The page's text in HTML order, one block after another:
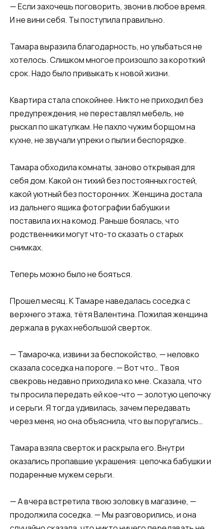
— Если захочешь поговорить, звони в любое время.
И не вини себя. Ты поступила правильно.
Тамара выразила благодарность, но улыбаться не
хотелось. Слишком многое произошло за короткий
срок. Надо было привыкать к новой жизни.
Квартира стала спокойнее. Никто не приходил без
предупреждения, не переставлял мебель, не
рыскал по шкатулкам. Не пахло чужим борщом на
кухне, не звучали упреки о пыли и беспорядке.
Тамара обходила комнаты, заново открывая для
себя дом. Какой он тихий без постоянных гостей,
какой уютный без посторонних. Женщина достала
из дальнего ящика фотографии бабушки и
поставила их на комод. Раньше боялась, что
родственники могут что-то сказать о старых
снимках.
Теперь можно было не бояться.
Прошел месяц. К Тамаре наведалась соседка с
верхнего этажа, тётя Валентина. Пожилая женщина
держала в руках небольшой сверток.
— Тамарочка, извини за беспокойство, — неловко
сказала соседка на пороге. — Вот что… Твоя
свекровь недавно приходила ко мне. Сказала, что
ты просила передать ей кое-что — золотую цепочку
и серьги. Я тогда удивилась, зачем передавать
через меня, но она объяснила, что вы поругались…
Тамара взяла сверток и раскрыла его. Внутри
оказались пропавшие украшения: цепочка бабушки и
подаренные мужем серьги.
— А вчера встретила твою золовку в магазине, —
продолжила соседка. — Мы разговорились, и она